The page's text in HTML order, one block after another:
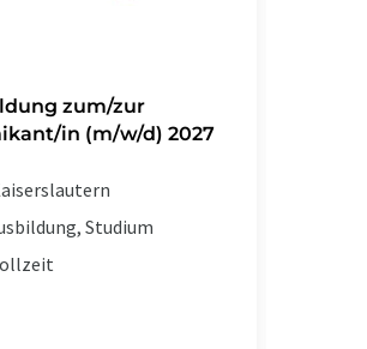
zum/zur
in (m/w/d) 2027
Studium